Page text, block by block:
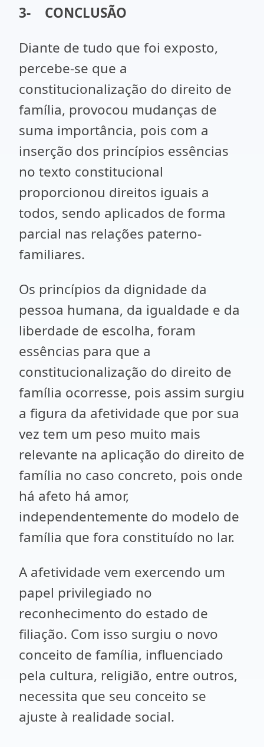
3-
CONCLUSÃO
Diante de tudo que foi exposto,
percebe-se que a
constitucionalização do direito de
família, provocou mudanças de
suma importância, pois com a
inserção dos princípios essências
no texto constitucional
proporcionou direitos iguais a
todos, sendo aplicados de forma
parcial nas relações paterno-
familiares.
Os princípios da dignidade da
pessoa humana, da igualdade e da
liberdade de escolha, foram
essências para que a
constitucionalização do direito de
família ocorresse, pois assim surgiu
a figura da afetividade que por sua
vez tem um peso muito mais
relevante na aplicação do direito de
família no caso concreto, pois onde
há afeto há amor,
independentemente do modelo de
família que fora constituído no lar.
A afetividade vem exercendo um
papel privilegiado no
reconhecimento do estado de
filiação. Com isso surgiu o novo
conceito de família, influenciado
pela cultura, religião, entre outros,
necessita que seu conceito se
ajuste à realidade social.